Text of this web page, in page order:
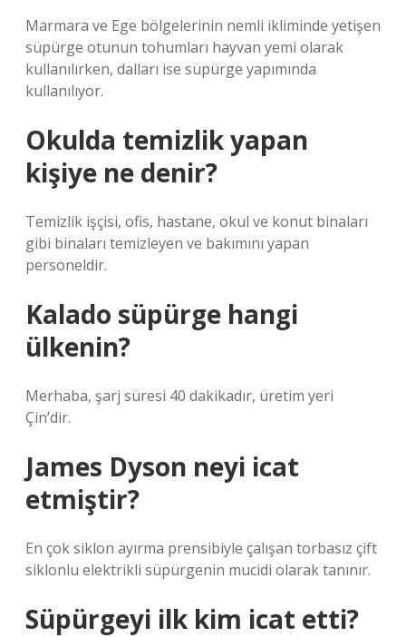
Marmara ve Ege bölgelerinin nemli ikliminde yetişen
süpürge otunun tohumları hayvan yemi olarak
kullanılırken, dalları ise süpürge yapımında
kullanılıyor.
Okulda temizlik yapan
kişiye ne denir?
Temizlik işçisi, ofis, hastane, okul ve konut binaları
gibi binaları temizleyen ve bakımını yapan
personeldir.
Kalado süpürge hangi
ülkenin?
Merhaba, şarj süresi 40 dakikadır, üretim yeri
Çin’dir.
James Dyson neyi icat
etmiştir?
En çok siklon ayırma prensibiyle çalışan torbasız çift
siklonlu elektrikli süpürgenin mucidi olarak tanınır.
Süpürgeyi ilk kim icat etti?